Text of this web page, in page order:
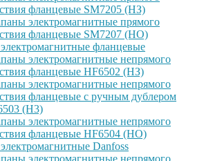
фланцевые SM7205 (НЗ)
электромагнитные прямого
фланцевые SM7207 (НО)
фланцевые
электромагнитные непрямого
фланцевые HF6502 (НЗ)
электромагнитные непрямого
фланцевые с ручным дублером
(Н3)
электромагнитные непрямого
фланцевые HF6504 (НО)
Danfoss
электромагнитные непрямого